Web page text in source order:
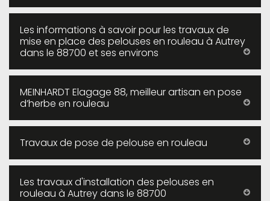
Les informations à savoir pour les travaux de
mise en place des pelouses en rouleau à Autrey
dans le 88700 et ses environs
MEINHARDT Elagage 88, meilleur artisan en pose
d’herbe en rouleau
Travaux de pose de pelouse en rouleau
Les travaux d'installation des pelouses en
rouleau à Autrey dans le 88700